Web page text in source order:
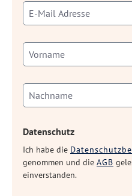
Datenschutz
Ich habe die
genommen und die AGB
einverstanden.